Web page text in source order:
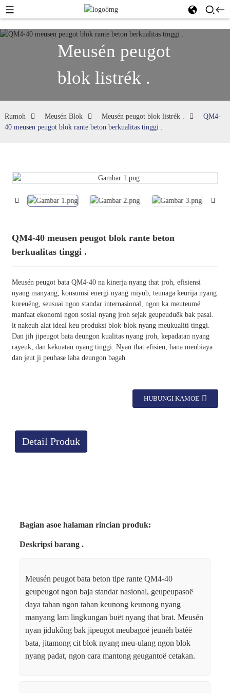
Meusén peugot
blok listrék .
Rumoh Meusén Blok Meusén peugot blok listrék .
QM4-
40 meusen peugot blok rante beton berkualitas tinggi .
QM4-40 meusen peugot blok rante beton
berkualitas tinggi .
Meusén peugot bata QM4-40 na kinerja nyang that jroh, efisiensi
nyang manyang, konsumsi energi nyang miyub, teunaga keurija nyang
kureuëng, seusuai ngon standar internasional, ngon ka meuteumé
manfaat ekonomi ngon sosial nyang jroh sejak geupeuduëk bak pasai.
lt nakeuh alat ideal keu produksi blok-blok nyang meukualiti tinggi.
Dan jih jipeugot bata deungon kualitas nyang jroh, kepadatan nyang
rayeuk, dan kekuatan nyang tinggi. Nyan that efisien, hana meubiaya
dan jeut ji peuhase laba deungon bagah.
HUBUNGI KAMOE
Detail Produk
Bagian asoe halaman rincian produk:
Deskripsi barang .
Meusén peugot bata beton tipe rante QM4-40
geupeugot ngon baja standar nasional, geupeupasoë
daya tahan ngon tahan keunong keunong nyang
manyang lam lingkungan buët nyang that brat. Meusén
nyan jidukông bak jipeugot meubagoë jeunèh batèë
bata, jitamong cit blok nyang meu-ulang ngon blok
nyang padat, ngon cara mantong geugantoë cetakan.